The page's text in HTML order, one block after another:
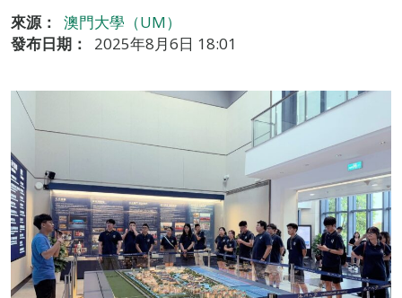
來源：
澳門大學（UM）
發布日期：
2025年8月6日 18:01